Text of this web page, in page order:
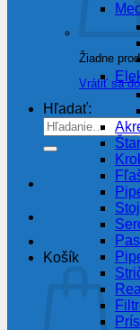
Žiadne
Vrátiť sa
Hľadať:
Košík